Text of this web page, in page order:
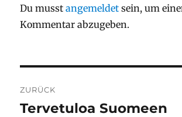
Du musstangemeldet sein, um
Kommentar abzugeben.
ZURÜCK
Vorheriger
Tervetuloa Suomeen